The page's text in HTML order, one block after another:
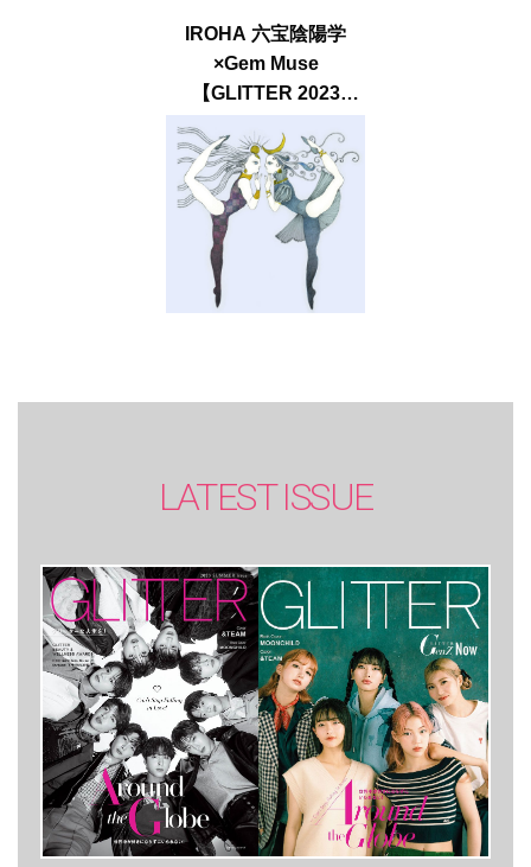
IROHA 六宝陰陽学
×Gem Muse
【GLITTER 2023
SUMMER issue】
LATEST ISSUE